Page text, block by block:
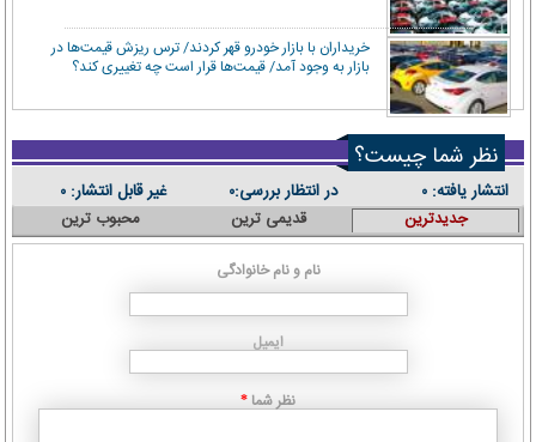
خریداران با بازار خودرو قهر کردند/ ترس ریزش قیمت‌ها در
بازار به وجود آمد/ قیمت‌ها قرار است چه تغییری کند؟
نظر شما چیست؟
انتشار یافته: ۰ در انتظار بررسی:۰ غیر قابل انتشار: ۰
جدیدترین قدیمی ترین محبوب ترین
نام و نام خانوادگی
ایمیل
نظر شما *